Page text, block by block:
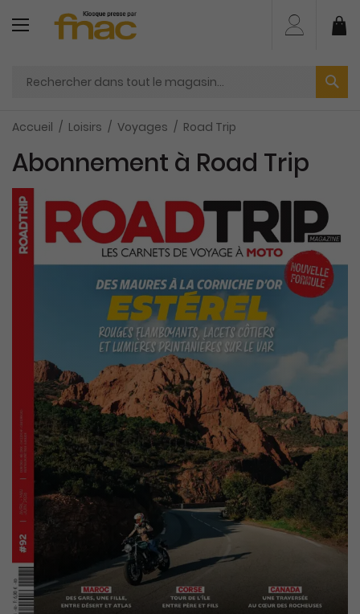
contenu
Accueil Loisirs Voyages Road Trip
Abonnement à Road Trip